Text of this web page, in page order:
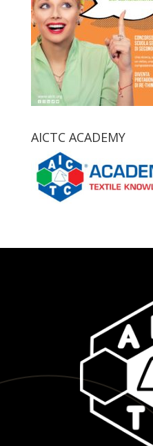
AICTC ACADEMY